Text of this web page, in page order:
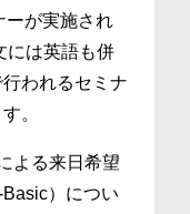
ーが実施され
には英語も併
われるセミナ
。
る来日希望
）につい